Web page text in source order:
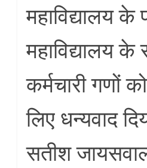
महाविद्यालय
महाविद्यालय
कर्मचारी
लिए धन्यवाद
सतीश